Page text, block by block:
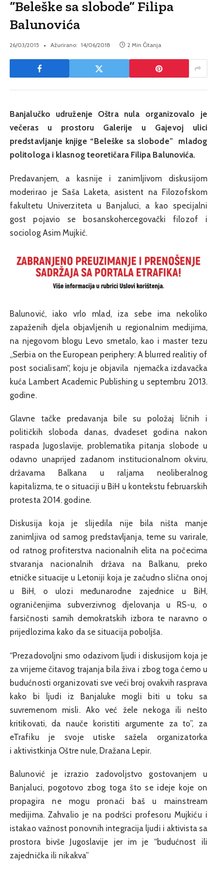
“Beleške sa slobode” Filipa
Balunovića
26/03/2015 Ažurirano: 14/06/2018 2 Min Čitanja
Banjalučko udruženje Oštra nula organizovalo je
večeras u prostoru Galerije u Gajevoj ulici
predstavljanje knjige “Beleške sa slobode” mladog
politologa i klasnog teoretičara Filipa Balunovića.
Predavanjem, a kasnije i zanimljivom diskusijom
moderirao je Saša Laketa, asistent na Filozofskom
fakultetu Univerziteta u Banjaluci, a kao specijalni
gost pojavio se bosanskohercegovački filozof i
sociolog Asim Mujkić.
Balunović, iako vrlo mlad, iza sebe ima nekoliko
zapaženih djela objavljenih u regionalnim medijima,
na njegovom blogu Levo smetalo, kao i master tezu
„Serbia on the European periphery: A blurred realitiy of
post socialisam“, koju je objavila njemačka izdavačka
kuća Lambert Academic Publishing u septembru 2013.
godine.
Glavne tačke predavanja bile su položaj ličnih i
političkih sloboda danas, dvadeset godina nakon
raspada Jugoslavije, problematika pitanja slobode u
odavno unaprijed zadanom institucionalnom okviru,
državama Balkana u raljama neoliberalnog
kapitalizma, te o situaciji u BiH u kontekstu februarskih
protesta 2014. godine.
Diskusija koja je slijedila nije bila ništa manje
zanimljiva od samog predstavljanja, teme su varirale,
od ratnog profiterstva nacionalnih elita na počecima
stvaranja nacionalnih država na Balkanu, preko
etničke situacije u Letoniji koja je začudno slična onoj
u BiH, o ulozi međunarodne zajednice u BiH,
ograničenjima subverzivnog djelovanja u RS-u, o
farsičnosti samih demokratskih izbora te naravno o
prijedlozima kako da se situacija poboljša.
“Prezadovoljni smo odazivom ljudi i diskusijom koja je
za vrijeme čitavog trajanja bila živa i zbog toga ćemo u
budućnosti organizovati sve veći broj ovakvih rasprava
kako bi ljudi iz Banjaluke mogli biti u toku sa
suvremenom misli. Ako već žele nekoga ili nešto
kritikovati, da nauče koristiti argumente za to”, za
eTrafiku je svoje utiske sažela organizatorka
i aktivistkinja Oštre nule, Dražana Lepir.
Balunović je izrazio zadovoljstvo gostovanjem u
Banjaluci, pogotovo zbog toga što se ideje koje on
propagira ne mogu pronaći baš u mainstream
medijima. Zahvalio je na podršci profesoru Mujkiću i
istakao važnost ponovnih integracija ljudi i aktivista sa
prostora bivše Jugoslavije jer im je “budućnost ili
zajednička ili nikakva”